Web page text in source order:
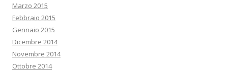
Marzo 2015
Febbraio 2015
Gennaio 2015
Dicembre 2014
Novembre 2014
Ottobre 2014